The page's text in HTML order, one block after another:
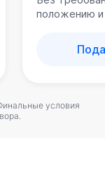
положению
условия